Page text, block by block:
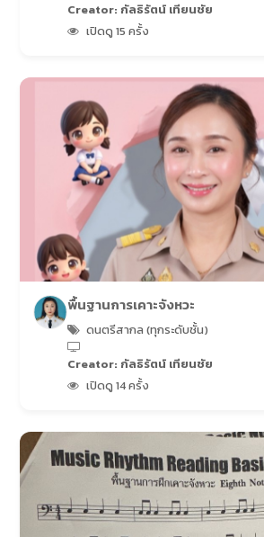
Creator: กัลธิรัตน์ เทียนชัย
เปิดดู 15 ครั้ง
พื้นฐานการเคาะจังหวะ
ดนตรีสากล (ทุกระดับชั้น)
Creator: กัลธิรัตน์ เทียนชัย
เปิดดู 14 ครั้ง